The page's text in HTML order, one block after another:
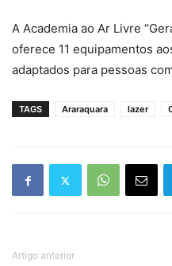
A Academia ao Ar Livre
oferece 11 equipamentos
adaptados para pessoas
TAGS Araraquara lazer
Artigo anterior